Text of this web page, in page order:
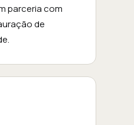
parceria com
de